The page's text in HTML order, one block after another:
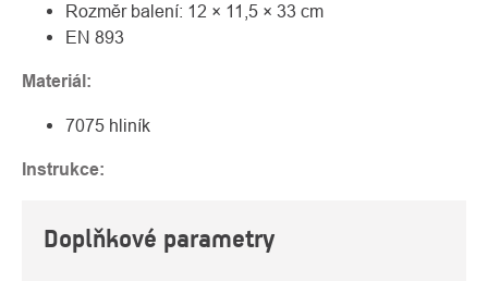
Rozměr balení: 12 × 11,5 × 33 cm
EN 893
Materiál:
7075 hliník
Instrukce:
Doplňkové parametry